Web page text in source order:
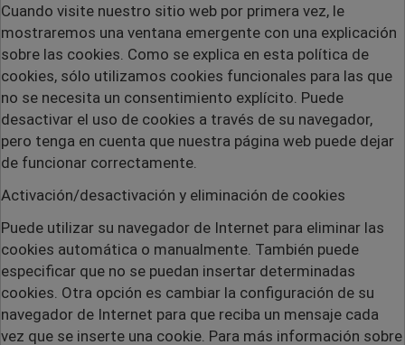
Cuando visite nuestro sitio web por primera vez, le
mostraremos una ventana emergente con una explicación
sobre las cookies. Como se explica en esta política de
cookies, sólo utilizamos cookies funcionales para las que
no se necesita un consentimiento explícito. Puede
desactivar el uso de cookies a través de su navegador,
pero tenga en cuenta que nuestra página web puede dejar
de funcionar correctamente.
Activación/desactivación y eliminación de cookies
Puede utilizar su navegador de Internet para eliminar las
cookies automática o manualmente. También puede
especificar que no se puedan insertar determinadas
cookies. Otra opción es cambiar la configuración de su
navegador de Internet para que reciba un mensaje cada
vez que se inserte una cookie. Para más información sobre